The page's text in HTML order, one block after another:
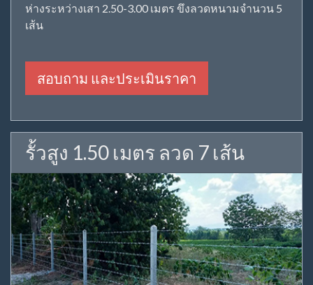
ห่างระหว่างเสา 2.50-3.00 เมตร ขึงลวดหนามจำนวน 5
เส้น
สอบถาม และประเมินราคา
รั้วสูง 1.50 เมตร ลวด 7 เส้น